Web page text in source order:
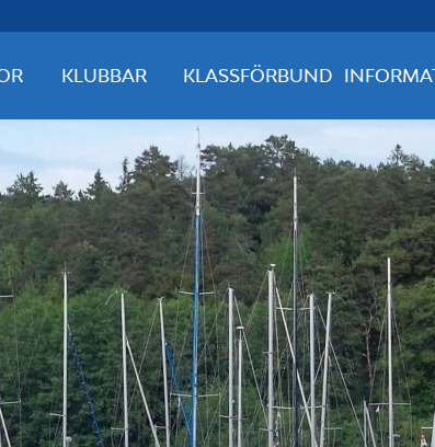
KLUBBAR KLASSFÖRBUND